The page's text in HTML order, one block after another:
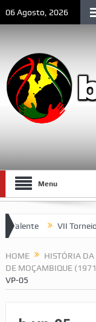
06 Agosto, 2026
Menu
VII Torneio
HOME
HISTÓRIA DA
DE MOÇAMBIQUE
VP-05